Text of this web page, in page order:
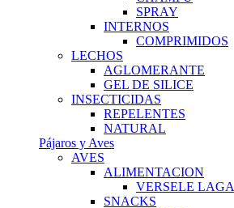
SPRAY
INTERNOS
COMPRIMIDOS
LECHOS
AGLOMERANTE
GEL DE SILICE
INSECTICIDAS
REPELENTES
NATURAL
Pájaros y Aves
AVES
ALIMENTACION
VERSELE LAGA
SNACKS